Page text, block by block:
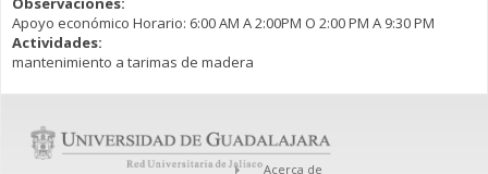
Apoyo económico Horario: 6:00 AM A 2:00PM O 2:00 PM A 9:30 PM
Actividades:
mantenimiento a tarimas de madera
Acerca de